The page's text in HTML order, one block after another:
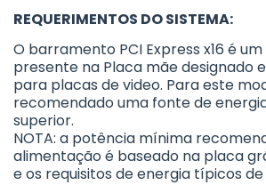
REQUERIMENTOS DO SISTEMA:
O barramento PCI Express x16 é
presente na Placa mãe designado
para placas de video. Para este
recomendado uma fonte de
superior.
NOTA: a potência mínima
alimentação é baseado na placa
e os requisitos de energia típicos